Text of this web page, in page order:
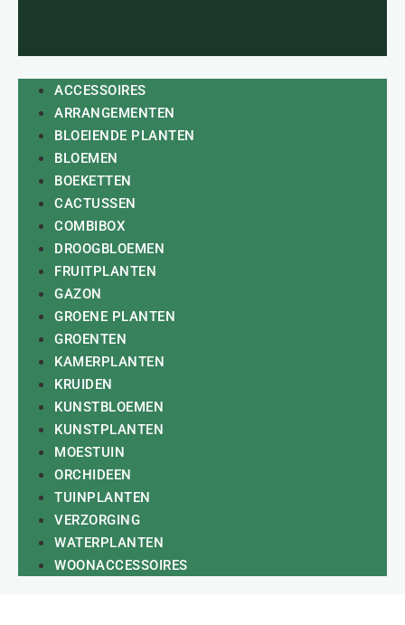
ACCESSOIRES
ARRANGEMENTEN
BLOEIENDE PLANTEN
BLOEMEN
BOEKETTEN
CACTUSSEN
COMBIBOX
DROOGBLOEMEN
FRUITPLANTEN
GAZON
GROENE PLANTEN
GROENTEN
KAMERPLANTEN
KRUIDEN
KUNSTBLOEMEN
KUNSTPLANTEN
MOESTUIN
ORCHIDEEN
TUINPLANTEN
VERZORGING
WATERPLANTEN
WOONACCESSOIRES